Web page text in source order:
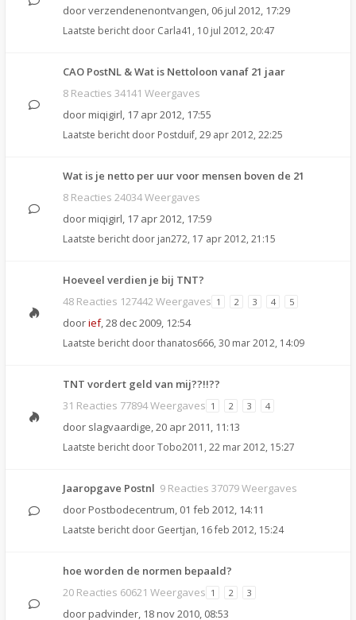
doorverzendenenontvangen, 06 jul 2012, 17:29
Laatste bericht door Carla41 , 10 jul 2012, 20:47
CAO PostNL & Wat is Nettoloon vanaf 21 jaar
8 Reacties 34141 Weergaves
door miqigirl, 17 apr 2012, 17:55
Laatste bericht door Postduif, 29 apr 2012, 22:25
Wat is je netto per uur voor mensen boven de 21
8 Reacties 24034 Weergaves
door miqigirl, 17 apr 2012, 17:59
Laatste bericht door jan272, 17 apr 2012, 21:15
Hoeveel verdien je bij TNT?
48 Reacties 127442 Weergaves 1 2 3 4 5
doorief,28 dec 2009, 12:54
Laatste bericht doorthanatos666, 30 mar 2012, 14:09
TNT vordert geld van mij??!!??
31 Reacties 77894 Weergaves 1 2 3 4
door slagvaardige,20 apr 2011, 11:13
Laatste bericht doorTobo2011 , 22 mar 2012, 15:27
Jaaropgave Postnl 9 Reacties 37079 Weergaves
door Postbodecentrum, 01 feb 2012, 14:11
Laatste bericht door Geertjan, 16 feb 2012, 15:24
hoe worden de normen bepaald?
20 Reacties 60621 Weergaves 1 2 3
door padvinder, 18 nov 2010, 08:53